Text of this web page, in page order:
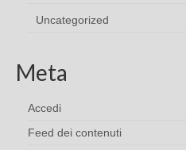
Uncategorized
Meta
Accedi
Feed dei contenuti